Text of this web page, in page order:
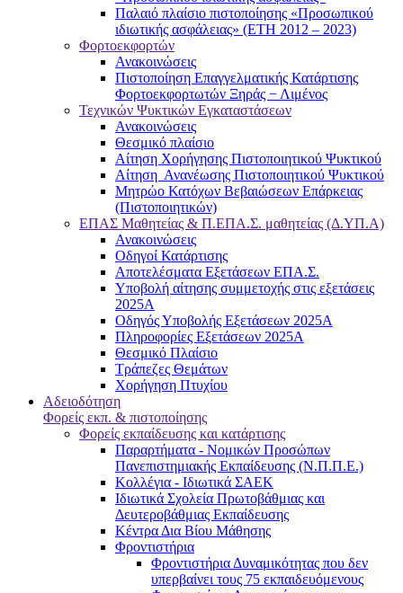
Παλαιό πλαίσιο πιστοποίησης «Προσωπικού
ιδιωτικής ασφάλειας» (ΕΤΗ 2012 – 2023)
Φορτοεκφορτών
Ανακοινώσεις
Πιστοποίηση Επαγγελματικής Κατάρτισης
Φορτοεκφορτωτών Ξηράς − Λιμένος
Τεχνικών Ψυκτικών Εγκαταστάσεων
Ανακοινώσεις
Θεσμικό πλαίσιο
Αίτηση Χορήγησης Πιστοποιητικού Ψυκτικού
Αίτηση Ανανέωσης Πιστοποιητικού Ψυκτικού
Μητρώο Κατόχων Βεβαιώσεων Επάρκειας
(Πιστοποιητικών)
ΕΠΑΣ Μαθητείας & Π.ΕΠΑ.Σ. μαθητείας (Δ.ΥΠ.Α)
Ανακοινώσεις
Oδηγοί Κατάρτισης
Αποτελέσματα Εξετάσεων ΕΠΑ.Σ.
Υποβολή αίτησης συμμετοχής στις εξετάσεις
2025Α
Οδηγός Υποβολής Εξετάσεων 2025A
Πληροφορίες Εξετάσεων 2025Α
Θεσμικό Πλαίσιο
Τράπεζες Θεμάτων
Χορήγηση Πτυχίου
Αδειοδότηση
Φορείς εκπ. & πιστοποίησης
Φορείς εκπαίδευσης και κατάρτισης
Παραρτήματα - Νομικών Προσώπων
Πανεπιστημιακής Εκπαίδευσης (Ν.Π.Π.Ε.)
Κολλέγια - Ιδιωτικά ΣΑΕΚ
Ιδιωτικά Σχολεία Πρωτοβάθμιας και
Δευτεροβάθμιας Εκπαίδευσης
Κέντρα Δια Βίου Μάθησης
Φροντιστήρια
Φροντιστήρια Δυναμικότητας που δεν
υπερβαίνει τους 75 εκπαιδευόμενους